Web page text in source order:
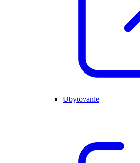
Ubytovanie